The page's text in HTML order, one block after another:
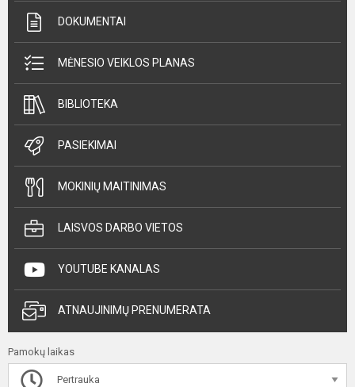
DOKUMENTAI
MĖNESIO VEIKLOS PLANAS
BIBLIOTEKA
PASIEKIMAI
MOKINIŲ MAITINIMAS
LAISVOS DARBO VIETOS
YOUTUBE KANALAS
ATNAUJINIMŲ PRENUMERATA
Pamokų laikas
Pertrauka